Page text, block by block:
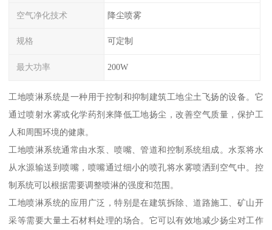
空气净化技术 降尘喷雾
规格 可定制
最大功率 200W
工地喷淋系统是一种用于控制和抑制建筑工地尘土飞扬的设备。它
通过喷射水雾或化学药剂来降低工地扬尘，改善空气质量，保护工
人和周围环境的健康。
工地喷淋系统通常由水泵、喷嘴、管道和控制系统组成。水泵将水
从水源输送到喷嘴，喷嘴通过细小的喷孔将水雾喷洒到空气中。控
制系统可以根据需要调整喷淋的强度和范围。
工地喷淋系统的应用广泛，特别是在建筑拆除、道路施工、矿山开
采等需要大量土石材料处理的场合。它可以有效地减少扬尘对工作